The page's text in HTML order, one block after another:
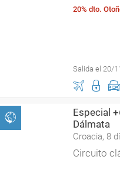
20% dto.
Salida el 20/
Especial
Dálmata
Croacia, 8
Circuito